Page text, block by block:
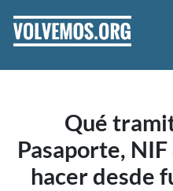
Qué
Pasaporte,
hacer desde